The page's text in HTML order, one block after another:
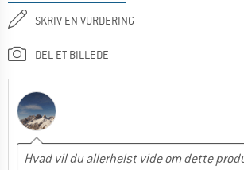
SKRIV EN VURDERING
DEL ET BILLEDE